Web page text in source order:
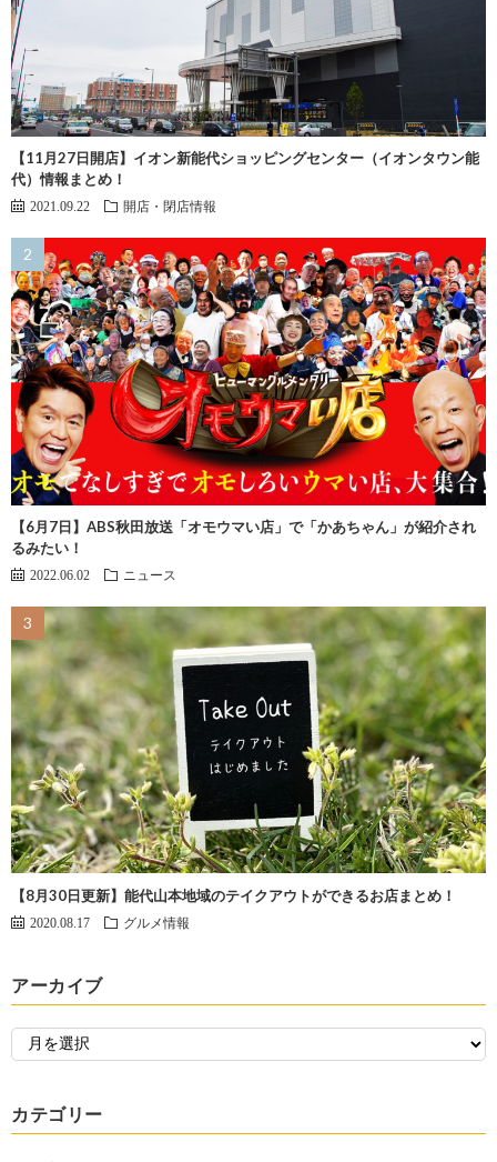
【11月27日開店】イオン新能代ショッピングセンター（イオンタウン能
代）情報まとめ！
2021.09.22 開店・閉店情報
【6月7日】ABS秋田放送「オモウマい店」で「かあちゃん」が紹介され
るみたい！
2022.06.02 ニュース
【8月30日更新】能代山本地域のテイクアウトができるお店まとめ！
2020.08.17 グルメ情報
アーカイブ
カテゴリー